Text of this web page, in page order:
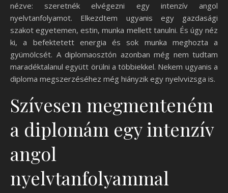
nézve: szeretnék elvégezni egy intenzív angol
nyelvtanfolyamot. Elkezdtem ugyanis egy gazdasági
szakot egyetemen, estin, munka mellett tanulni. És úgy néz
ki, a befektetett energia és sok munka meghozta a
gyümölcsét. A diplomaosztón azonban még nem tudtam
maradéktalanul együtt örülni a többiekkel. Nekem ugyanis a
diploma megszerzéséhez még hiányzik egy nyelvvizsga is.
Szívesen megmenteném
a diplomám egy intenzív
angol
nyelvtanfolyammal